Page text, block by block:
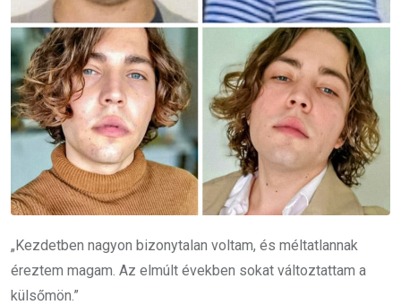
„Kezdetben nagyon bizonytalan voltam, és méltatlannak
éreztem magam. Az elmúlt években sokat változtattam a
külsőmön.”